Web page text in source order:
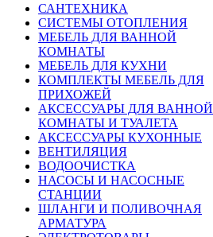
САНТЕХНИКА
СИСТЕМЫ ОТОПЛЕНИЯ
МЕБЕЛЬ ДЛЯ ВАННОЙ
КОМНАТЫ
МЕБЕЛЬ ДЛЯ КУХНИ
КОМПЛЕКТЫ МЕБЕЛЬ ДЛЯ
ПРИХОЖЕЙ
АКСЕССУАРЫ ДЛЯ ВАННОЙ
КОМНАТЫ И ТУАЛЕТА
АКСЕССУАРЫ КУХОННЫЕ
ВЕНТИЛЯЦИЯ
ВОДООЧИСТКА
НАСОСЫ И НАСОСНЫЕ
СТАНЦИИ
ШЛАНГИ И ПОЛИВОЧНАЯ
АРМАТУРА